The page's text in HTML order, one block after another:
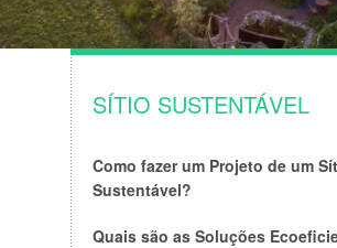
SÍTIO SUSTENTÁVEL
Como fazer um Projeto de um
Sustentável?
Quais são as Soluções